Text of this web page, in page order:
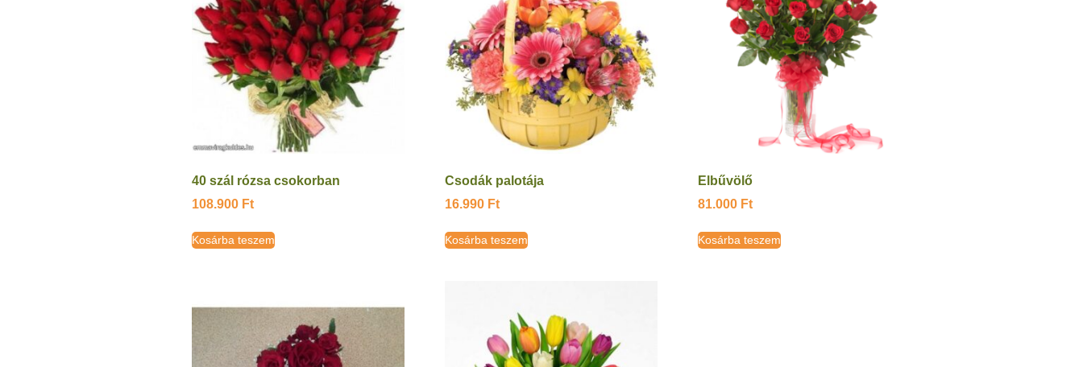
40 szál rózsa csokorban
108.900 Ft
Kosárba teszem
Csodák palotája
16.990 Ft
Kosárba teszem
Elbűvölő
81.000 Ft
Kosárba teszem